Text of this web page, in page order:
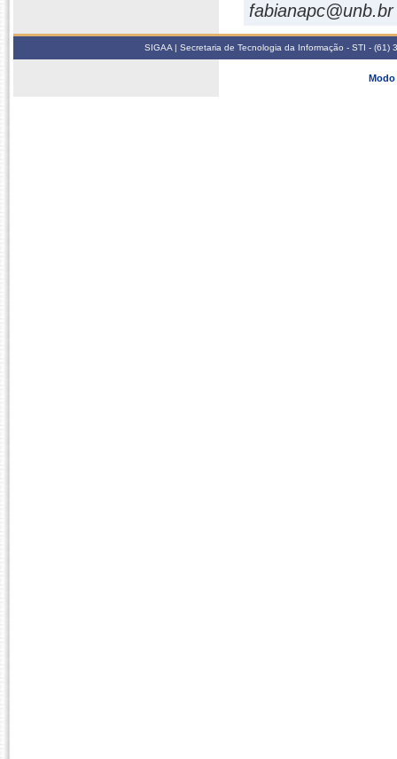
fabianapc@unb.br
SIGAA | Secretaria de Tecnologia da Informação - STI -
Modo